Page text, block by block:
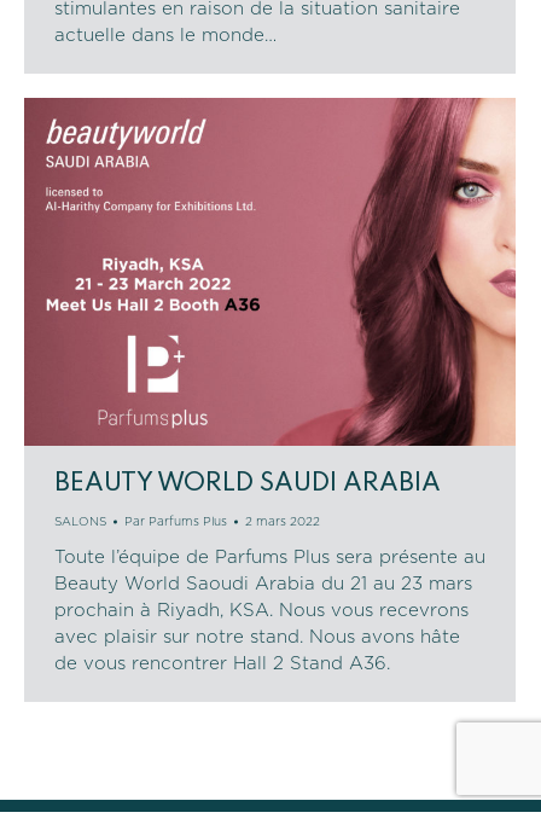
stimulantes en raison de la situation sanitaire
actuelle dans le monde…
BEAUTY WORLD SAUDI ARABIA
SALONS Par Parfums Plus 2 mars 2022
Toute l’équipe de Parfums Plus sera présente au
Beauty World Saoudi Arabia du 21 au 23 mars
prochain à Riyadh, KSA. Nous vous recevrons
avec plaisir sur notre stand. Nous avons hâte
de vous rencontrer Hall 2 Stand A36.